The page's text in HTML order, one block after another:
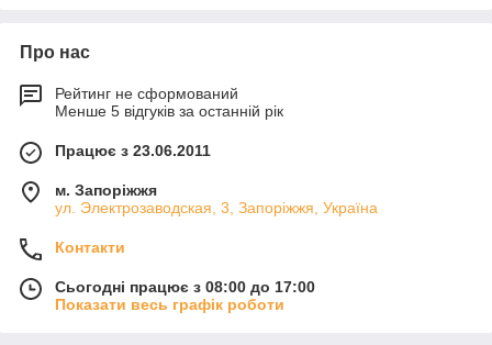
Про нас
Рейтинг не сформований
Менше 5 відгуків за останній рік
Працює з 23.06.2011
м. Запоріжжя
ул. Электрозаводская, 3, Запоріжжя, Україна
Контакти
Сьогодні працює з 08:00 до 17:00
Показати весь графік роботи